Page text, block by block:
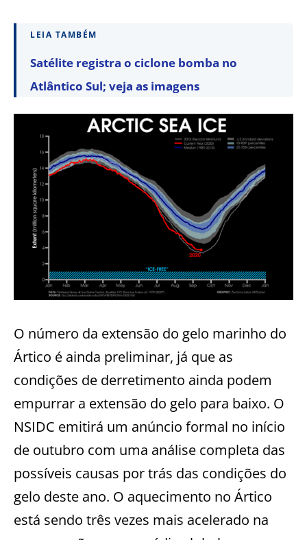
LEIA TAMBÉM
Satélite registra o ciclone bomba no
Atlântico Sul; veja as imagens
O número da extensão do gelo marinho do
Ártico é ainda preliminar, já que as
condições de derretimento ainda podem
empurrar a extensão do gelo para baixo. O
NSIDC emitirá um anúncio formal no início
de outubro com uma análise completa das
possíveis causas por trás das condições do
gelo deste ano. O aquecimento no Ártico
está sendo três vezes mais acelerado na